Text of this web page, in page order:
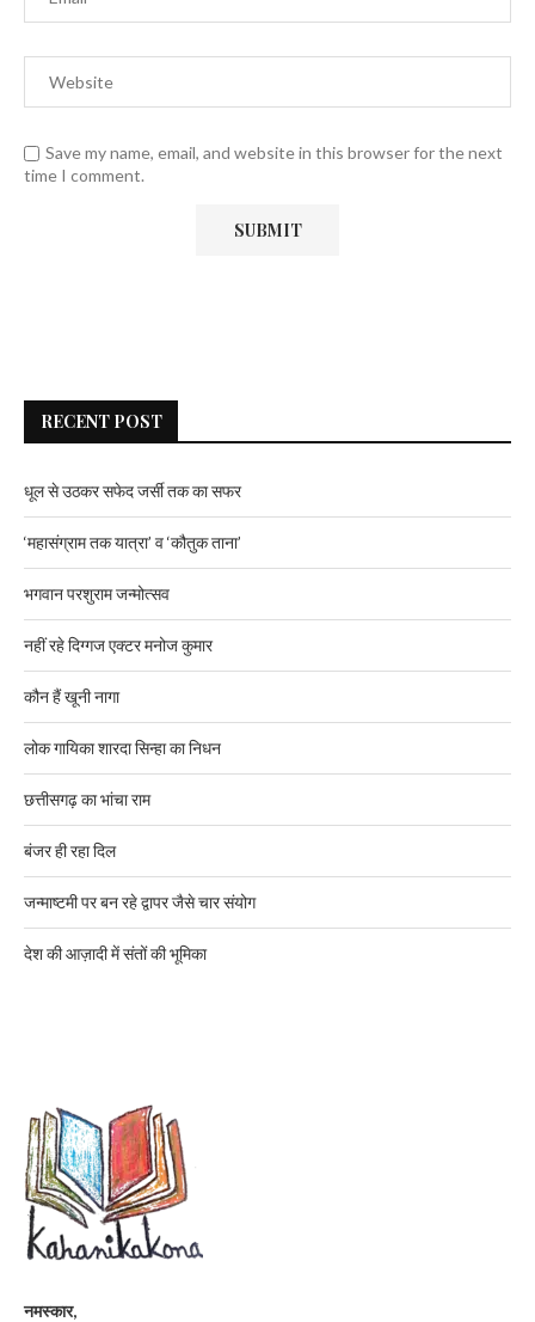
Save my name, email, and website in this browser for the next
time I comment.
RECENT POST
धूल से उठकर सफेद जर्सी तक का सफर
‘महासंग्राम तक यात्रा’ व ‘कौतुक ताना’
भगवान परशुराम जन्मोत्सव
नहीं रहे दिग्गज एक्टर मनोज कुमार
कौन हैं खूनी नागा
लोक गायिका शारदा सिन्हा का निधन
छत्तीसगढ़ का भांचा राम
बंजर ही रहा दिल
जन्माष्टमी पर बन रहे द्वापर जैसे चार संयोग
देश की आज़ादी में संतों की भूमिका
नमस्कार,